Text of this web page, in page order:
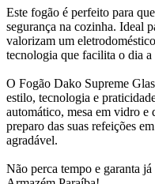
Este fogão é perfeito para
segurança na cozinha. Ideal
valorizam um
tecnologia que facilita o dia a
O Fogão Dako Supreme
estilo, tecnologia e
automático, mesa em vidro e
preparo das suas refeições
agradável.
Não perca tempo e garanta